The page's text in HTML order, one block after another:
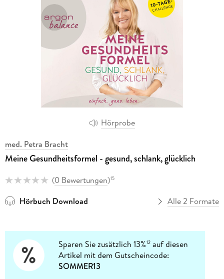
Hörprobe
med. Petra Bracht
Meine Gesundheitsformel - gesund, schlank, glücklich
(0 Bewertungen)15
Hörbuch Download Alle 2 Formate
Sparen Sie zusätzlich 13%12 auf diesen
Artikel mit dem Gutscheincode:
SOMMER13